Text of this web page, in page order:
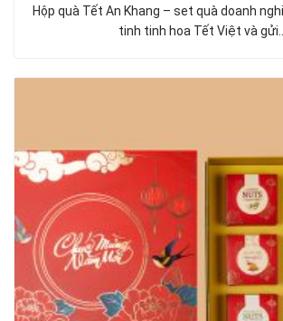
Hộp quà Tết An Khang – set quà doanh
tinh tinh hoa Tết Việt và gửi…